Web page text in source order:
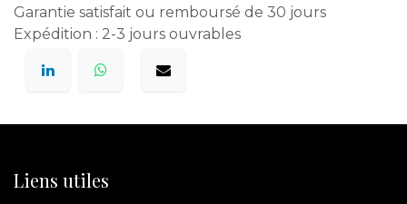
Garantie satisfait ou remboursé de 30 jours
Expédition : 2-3 jours ouvrables
Liens utiles